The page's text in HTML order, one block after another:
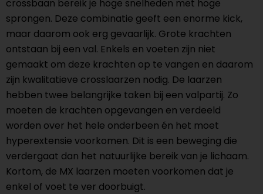
crossbaan bereik je hoge snelheden met hoge
sprongen. Deze combinatie geeft een enorme kick,
maar daarom ook erg gevaarlijk. Grote krachten
ontstaan bij een val. Enkels en voeten zijn niet
gemaakt om deze krachten op te vangen en daarom
zijn kwalitatieve crosslaarzen nodig. De laarzen
hebben twee belangrijke taken bij een valpartij. Zo
moeten de krachten opgevangen en verdeeld
worden over het hele onderbeen én het moet
hyperextensie voorkomen. Dit is een beweging die
verdergaat dan het natuurlijke bereik van je lichaam.
Kortom, de MX laarzen moeten voorkomen dat je
enkel of voet te ver doorbuigt.